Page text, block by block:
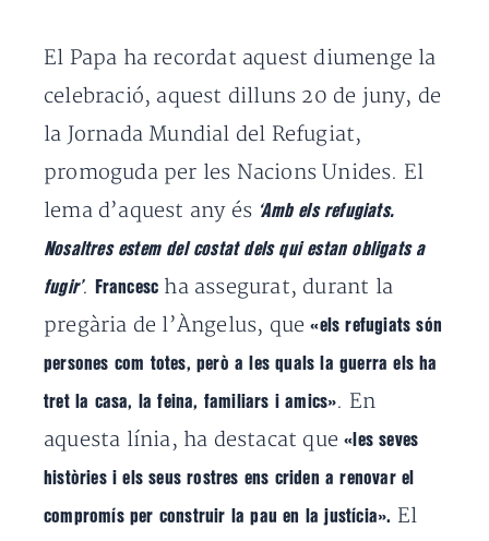
El Papa ha recordat aquest diumenge la
celebració, aquest dilluns 20 de juny, de
la Jornada Mundial del Refugiat,
promoguda per les Nacions Unides. El
lema d’aquest any és ‘Amb els refugiats.
Nosaltres estem del costat dels qui estan obligats a
fugir’. Francesc ha assegurat, durant la
pregària de l’Àngelus, que«els refugiats són
persones com totes, però a les quals la guerra els ha
tret la casa, la feina, familiars i amics». En
aquesta línia, ha destacat que «l es seves
històries i els seus rostres ens criden a renovar el
compromís per construir la pau en la justícia». El